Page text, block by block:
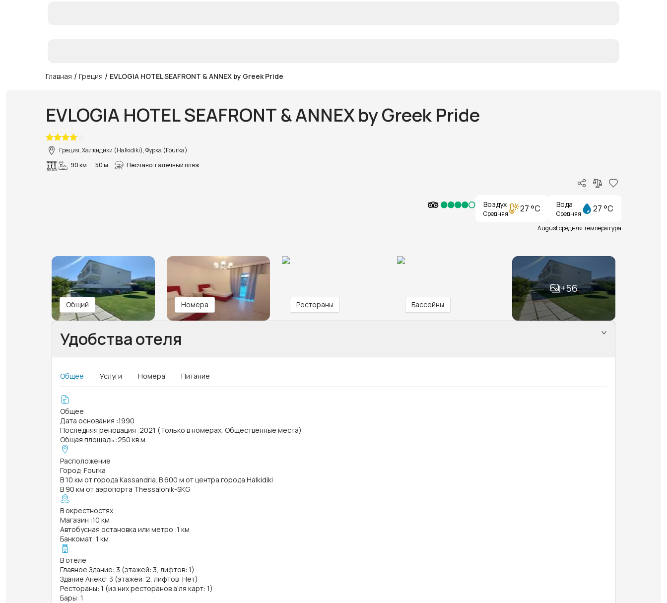
Главная / Греция / EVLOGIA HOTEL SEAFRONT & ANNEX by Greek Pride
EVLOGIA HOTEL SEAFRONT & ANNEX by Greek Pride
Греция, Халкидики (Halkidiki), Фурка (Fourka)
90 км
50 м Песчано-галечный пляж
Воздух
Средняя 27 °C Вода
Средняя 27 °C
August средняя температура
Общий Номера Рестораны Бассейны
+56
Удобства отеля
Общее Услуги Номера Питание
Общее
Дата основания :1990
Последняя реновация :2021 (Только в номерах, Общественные места)
Общая площадь :250 кв.м.
Расположение
Город :Fourka
В 10 км от города Kassandria. В 600 м от центра города Halkidiki
В 90 км от аэропорта Thessalonik-SKG
В окрестностях
Магазин :10 км
Автобусная остановка или метро :1 км
Банкомат :1 км
В отеле
Главное Здание: 3 (этажей: 3, лифтов: 1)
Здание Анекс: 3 (этажей: 2, лифтов: Нет)
Рестораны: 1 (из них ресторанов а’ля карт: 1)
Бары: 1